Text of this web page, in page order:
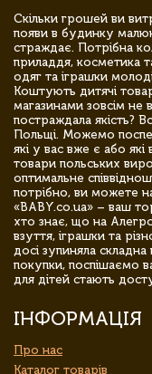
Скільки грошей ви
появи в будинку
страждає. Потрібна
приладдя, косметика
одяг та іграшки
Коштують дитячі
магазинами зовсім не
постраждала якість?
Польщі. Можемо
які у вас вже є або
товари польських
оптимальне
потрібно, ви можете
«BABY.co.ua» – ваш
хто знає, що на
взуття, іграшки та
досі зупиняла
покупки, поспішаємо
для дітей стають
ІНФОРМАЦІЯ
Про нас
Каталог товарів